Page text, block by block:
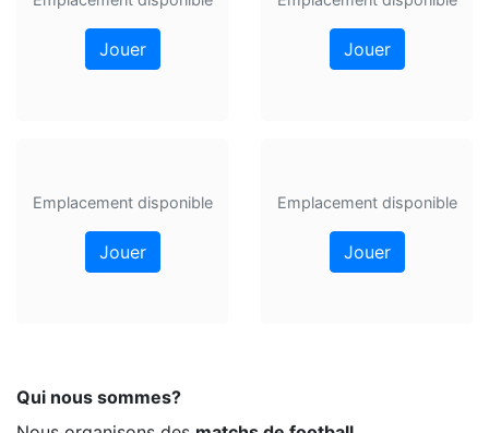
Jouer
Emplacement disponible
Jouer
Jouer
Emplacement disponible
Jouer
Qui nous sommes?